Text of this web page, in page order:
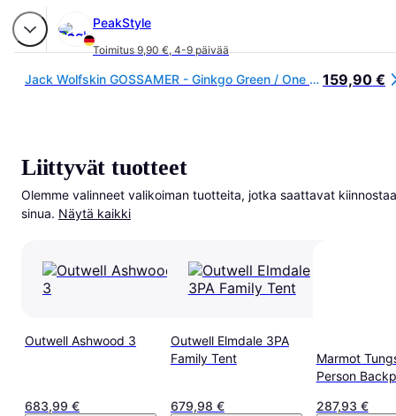
PeakStyle
Toimitus 9,90 €,4-9 päivää
Jack Wolfskin GOSSAMER - Ginkgo Green / One size 159,90 €
Liittyvät tuotteet
Olemme valinneet valikoiman tuotteita, jotka saattavat kiinnostaa
sinua. Näytä kaikki
Outwell Ashwood 3
683,99 €
Outwell Elmdale 3PA
Family Tent
679,98 €
Marmot
Person
287,93 €